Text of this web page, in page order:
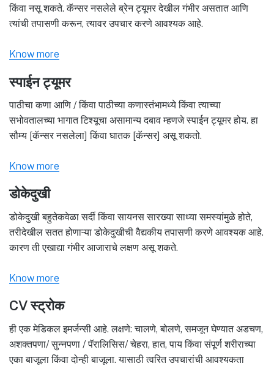
किंवा नसू शकते. कॅन्सर नसलेले ब्रेन ट्यूमर देखील गंभीर असतात आणि
त्यांची तपासणी करून, त्यावर उपचार करणे आवश्यक आहे.
Know more
स्पाईन ट्यूमर
पाठीचा कणा आणि / किंवा पाठीच्या कणास्तंभामध्ये किंवा त्याच्या
सभोवतालच्या भागात टिश्यूचा असामान्य दबाव म्हणजे स्पाईन ट्यूमर होय. हा
सौम्य [कॅन्सर नसलेला] किंवा घातक [कॅन्सर] असू शकतो.
Know more
डोकेदुखी
डोकेदुखी बहुतेकवेळा सर्दी किंवा सायनस सारख्या साध्या समस्यांमुळे होते,
तरीदेखील सतत होणाऱ्या डोकेदुखीची वैद्यकीय तपासणी करणे आवश्यक आहे.
कारण ती एखाद्या गंभीर आजाराचे लक्षण असू शकते.
Know more
CV स्ट्रोक
ही एक मेडिकल इमर्जन्सी आहे. लक्षणे: चालणे, बोलणे, समजून घेण्यात अडचण,
अशक्तपणा/ सुन्नपणा / पॅरालिसिस/ चेहरा, हात, पाय किंवा संपूर्ण शरीराच्या
एका बाजूला किंवा दोन्ही बाजूला. यासाठी त्वरित उपचारांची आवश्यकता